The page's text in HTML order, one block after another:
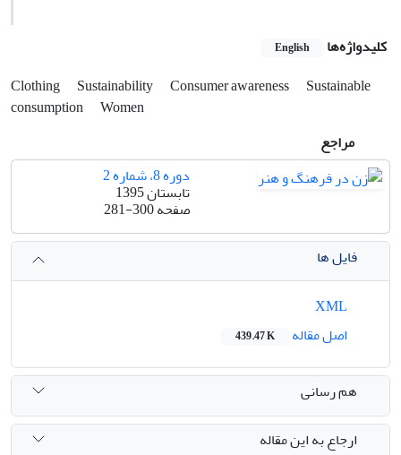
کلیدواژه‌ها English
Clothing Sustainability Consumer awareness
Sustainable
consumption
Women
مراجع
دوره 8، شماره 2
تابستان 1395
صفحه281-300
فایل ها
اصل مقاله
439.47 K
هم رسانی
ارجاع به این مقاله